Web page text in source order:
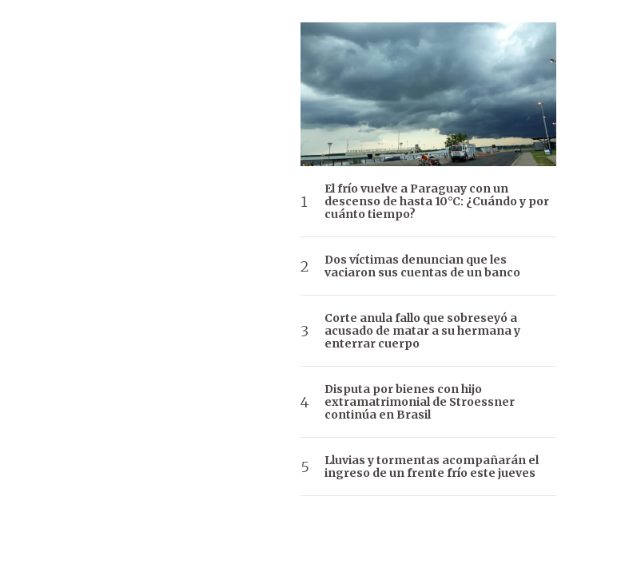
El frío vuelve a Paraguay con un
descenso de hasta 10°C: ¿Cuándo y por
cuánto tiempo?
Dos víctimas denuncian que les
vaciaron sus cuentas de un banco
Corte anula fallo que sobreseyó a
acusado de matar a su hermana y
enterrar cuerpo
Disputa por bienes con hijo
extramatrimonial de Stroessner
continúa en Brasil
Lluvias y tormentas acompañarán el
ingreso de un frente frío este jueves